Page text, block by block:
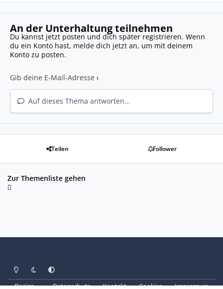
An der Unterhaltung teilnehmen
Du kannst jetzt posten und dich später registrieren. Wenn
du ein Konto hast, melde dich jetzt an, um mit deinem
Konto zu posten.
Auf dieses Thema antworten...
Teilen Follower
Zur Themenliste gehen
Heller ModusDunkler Modus
Systemeinstellung
Design Datenschutz Kontakt Cookies Impressum